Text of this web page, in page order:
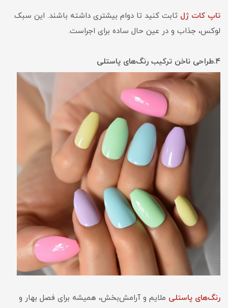
تاپ کات ژل ثابت کنید تا دوام بیشتری داشته باشند. این سبک
لوکس، جذاب و در عین حال ساده برای اجراست.
۴.طراحی ناخن ترکیب رنگ‌های پاستلی
رنگ‌های پاستلی ملایم و آرامش‌بخش، همیشه برای فصل بهار و